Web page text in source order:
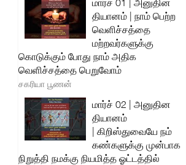
மார்ச் 01 | அனுதின
தியானம் | நாம் பெற்ற
வெளிச்சத்தை
மற்றவர்களுக்கு
கொடுக்கும் போது நாம் அதிக
வெளிச்சத்தை பெறுவோம்
சகரியா பூணன்
மார்ச் 02 | அனுதின
தியானம்
| கிறிஸ்துவையே நம்
கண்களுக்கு முன்பாக
நிறுத்தி நமக்கு நியமித்த ஓட்டத்தில்